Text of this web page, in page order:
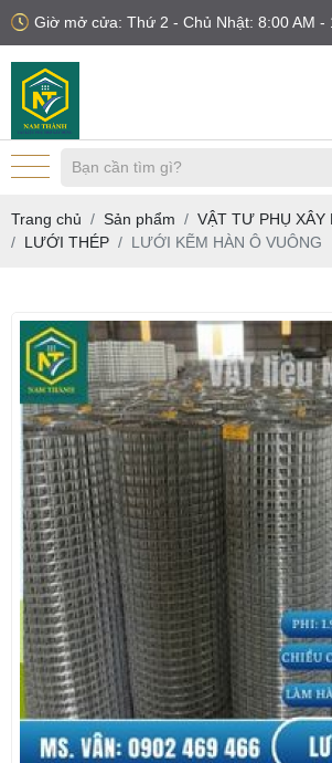
Giờ mở cửa: Thứ 2 - Chủ Nhật: 8:00 AM -
Trang chủ Sản phẩm
VẬT TƯ PHỤ XÂY
LƯỚI THÉP
LƯỚI KẼM HÀN Ô VUÔNG